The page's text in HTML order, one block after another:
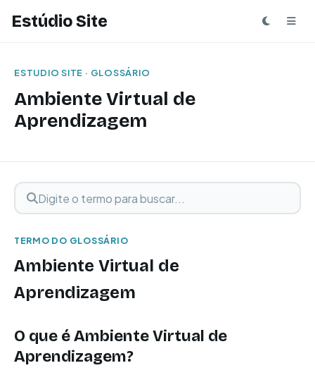
Estúdio Site
ESTUDIO SITE · GLOSSÁRIO
Ambiente Virtual de
Aprendizagem
Buscar termo
Digite o termo para buscar
TERMO DO GLOSSÁRIO
Ambiente Virtual de
Aprendizagem
O que é Ambiente Virtual de
Aprendizagem?